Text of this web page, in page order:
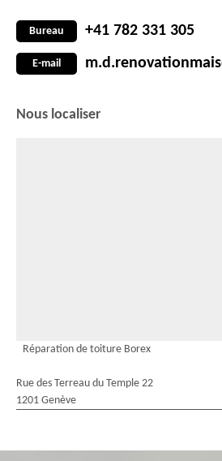
Bureau +41 782 331 305
E-mail
Nous localiser
Réparation de toiture Borex
Rue des Terreau du Temple 22
1201 Genève